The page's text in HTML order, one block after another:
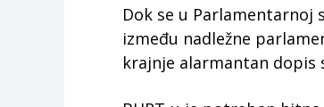
Dok se u Parlamentarnoj
između nadležne
krajnje alarmantan dopis